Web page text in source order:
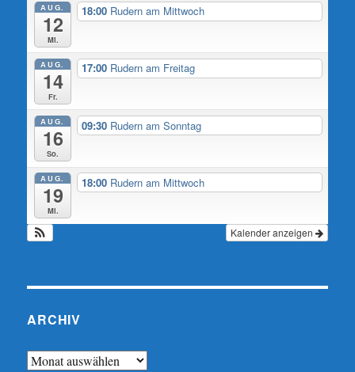
AUG.
12
Mi.
18:00 Rudern am Mittwoch
AUG.
14
Fr.
17:00 Rudern am Freitag
AUG.
16
So.
09:30 Rudern am Sonntag
AUG.
19
Mi.
18:00 Rudern am Mittwoch
Kalender anzeigen
ARCHIV
Archiv